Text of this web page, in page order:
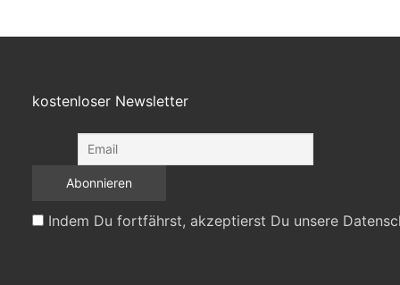
kostenloser Newsletter
Indem Du fortfährst, akzeptierst Du unsere